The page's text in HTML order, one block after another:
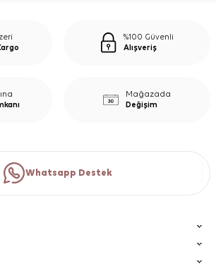
%100 Güvenli
Alışveriş
Mağazada
Değişim
Whatsapp Destek